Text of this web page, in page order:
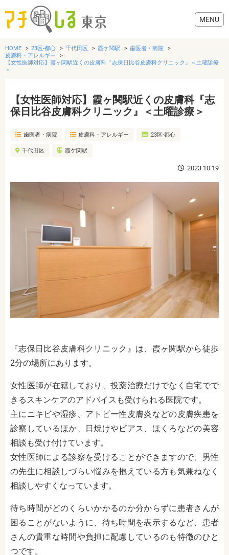
グルメ
歯医者・病院
おでかけ
HOME 23区-都心 千代田区 霞ケ関駅
歯医者・病院
皮膚科・アレルギー
【女性医師対応】霞ヶ関駅近くの皮膚科『志保日比谷皮膚科クリニック』＜土曜診療
＞
【女性医師対応】霞ヶ関駅近くの皮膚科『志
保日比谷皮膚科クリニック』＜土曜診療＞
歯医者・病院 皮膚科・アレルギー 23区-都心
千代田区 霞ケ関駅
2023.10.19
『志保日比谷皮膚科クリニック』は、霞ヶ関駅から徒歩
2分の場所にあります。
女性医師が在籍しており、投薬治療だけでなく自宅でで
きるスキンケアのアドバイスも受けられる医院です。
主にニキビや湿疹、アトピー性皮膚炎などの皮膚疾患を
診察しているほか、日焼けやピアス、ほくろなどの美容
相談も受け付けています。
女性医師による診察を受けることができますので、男性
の先生に相談しづらい悩みを抱えている方も気兼ねなく
相談しやすくなっています。
待ち時間がどのくらいかかるのか分からずに患者さんが
困ることがないように、待ち時間を表示するなど、患者
さんの貴重な時間や負担に配慮しているのも特徴のひと
つです。